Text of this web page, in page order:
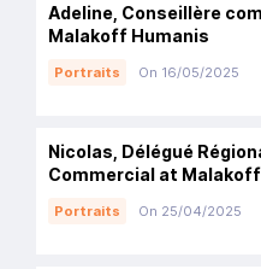
Adeline, Conseillère
Malakoff Humanis
Portraits On 16/05/2025
Nicolas, Délégué
Commercial at
Portraits On 25/04/2025